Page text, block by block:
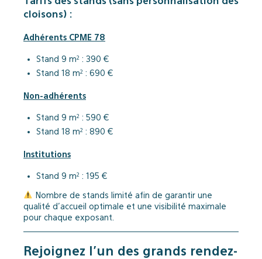
cloisons) :
Adhérents CPME 78
Stand 9 m² : 390 €
Stand 18 m² : 690 €
Non-adhérents
Stand 9 m² : 590 €
Stand 18 m² : 890 €
Institutions
Stand 9 m² : 195 €
Nombre de stands limité afin de garantir une
qualité d’accueil optimale et une visibilité maximale
pour chaque exposant.
Rejoignez l’un des grands rendez-